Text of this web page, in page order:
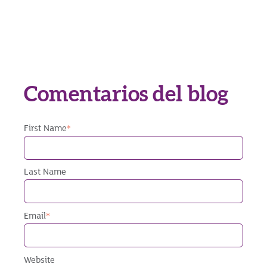
Comentarios del blog
First Name*
Last Name
Email*
Website